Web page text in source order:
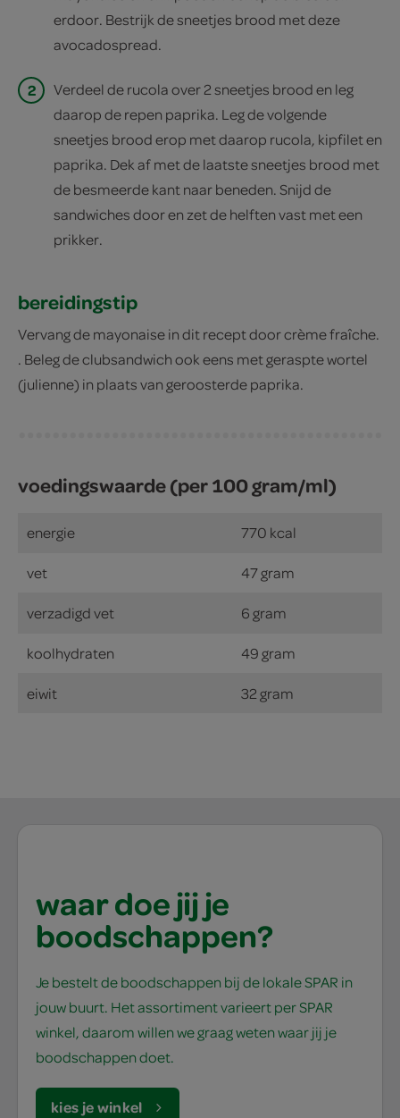
erdoor. Bestrijk de sneetjes brood met deze
avocadospread.
2
Verdeel de rucola over 2 sneetjes brood en leg
daarop de repen paprika. Leg de volgende
sneetjes brood erop met daarop rucola, kipfilet en
paprika. Dek af met de laatste sneetjes brood met
de besmeerde kant naar beneden. Snijd de
sandwiches door en zet de helften vast met een
prikker.
bereidingstip
Vervang de mayonaise in dit recept door crème fraîche.
. Beleg de clubsandwich ook eens met geraspte wortel
(julienne) in plaats van geroosterde paprika.
voedingswaarde (per 100 gram/ml)
energie 770 kcal
vet 47 gram
verzadigd vet 6 gram
koolhydraten 49 gram
eiwit 32 gram
waar doe jij je
boodschappen?
Je bestelt de boodschappen bij de lokale SPAR in
jouw buurt. Het assortiment varieert per SPAR
winkel, daarom willen we graag weten waar jij je
boodschappen doet.
kies je winkel